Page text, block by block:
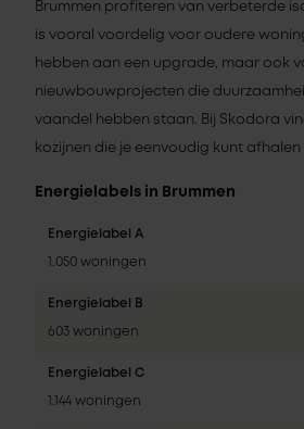
Brummen profiteren van verbeterde
is vooral voordelig voor oudere
hebben aan een upgrade, maar ook
nieuwbouwprojecten die
vaandel hebben staan. Bij Skodora
kozijnen die je eenvoudig kunt afhalen
Energielabels in Brummen
Energielabel A
1.050 woningen
Energielabel B
603 woningen
Energielabel C
1.144 woningen